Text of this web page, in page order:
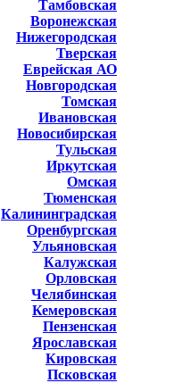
Тамбовская
Воронежская
Нижегородская
Тверская
Еврейская АО
Новгородская
Томская
Ивановская
Новосибирская
Тульская
Иркутская
Омская
Тюменская
Калининградская
Оренбургская
Ульяновская
Калужская
Орловская
Челябинская
Кемеровская
Пензенская
Ярославская
Кировская
Псковская